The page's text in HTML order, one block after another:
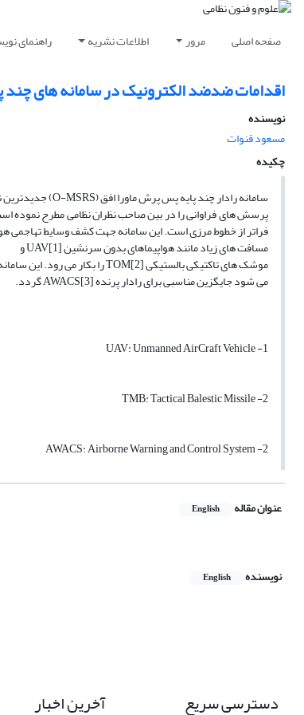
صفحه اصلی مرور اطلاعات نشریه راهنمای
اقدامات ضدضد الکترونیک در سامانه های چند
نویسنده
مسعود قنوات
چکیده
سامانه رادار چند پایه پس پرش ماورا افق (O-MSRS) جدیدترین نوع سامانه راداری در حال توسعه است که نوع آن
پرسش های فراوانی را در بین صاحب نظران نظامی مطرح نموده
فراتر از خطوط مرزی است. این سامانه جهت کشف وسایط تهاجمی
مسافت های زیاد مانند هواپیماهای بدون سرنشین UAV[1] و
می شود جایگزین مناسبی برای رادار پرنده AWACS[3] گردد.
1- UAV: Unmanned AirCraft Vehicle
2- TMB: Tactical Balestic Missile
2- AWACS: Airborne Warning and Control System
عنوان مقاله English
نویسنده English
دسترسی سریع آخرین اخبار